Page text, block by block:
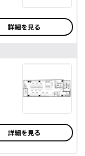
詳細を見る
詳細を見る